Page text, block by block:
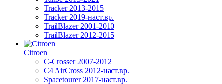
Tracker 2013-2015
Tracker 2019-наст.вр.
TrailBlazer 2001-2010
TrailBlazer 2012-2015
Citroen
C-Crosser 2007-2012
C4 AirCross 2012-наст.вр.
Spacetourer 2017-наст.вр.